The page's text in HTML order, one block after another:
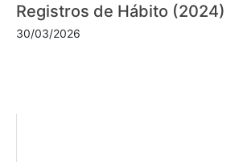
Registros de Hábito (2024)
30/03/2026